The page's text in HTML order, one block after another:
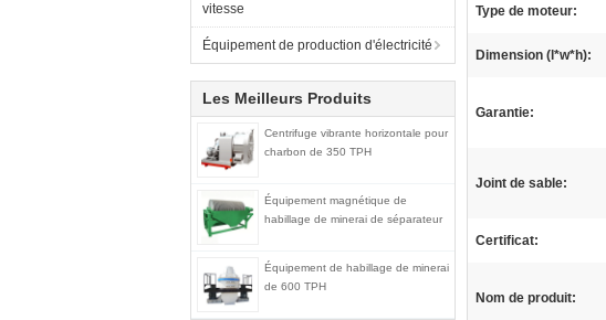
vitesse
Équipement de production d'électricité
Les Meilleurs Produits
Centrifuge vibrante horizontale pour
charbon de 350 TPH
Équipement magnétique de
habillage de minerai de séparateur
Équipement de habillage de minerai
de 600 TPH
Type de moteur:
Dimension (l*w*h):
Garantie:
Joint de sable:
Certificat:
Nom de produit: